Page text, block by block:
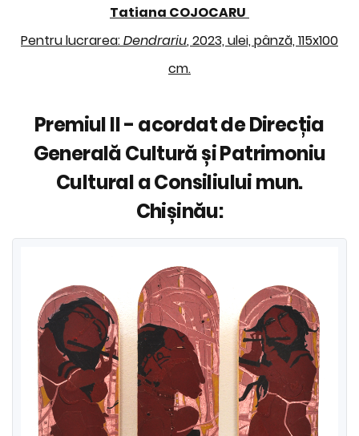
Tatiana COJOCARU
Pentru lucrarea:Dendrariu, 2023, ulei, pânză, 115x100
cm.
Premiul II - acordat de Direcția
Generală Cultură și Patrimoniu
Cultural a Consiliului mun.
Chișinău: